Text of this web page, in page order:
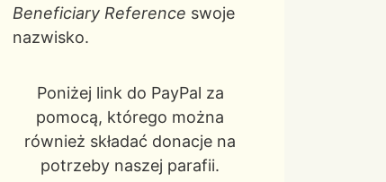
Beneficiary Reference swoje
nazwisko.
Poniżej link do PayPal za
pomocą, którego można
również składać donacje na
potrzeby naszej parafii.